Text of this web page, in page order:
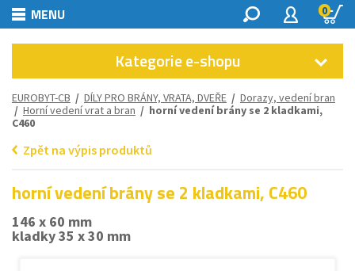
MENU 0
Kategorie e-shopu
EUROBYT-CB / DÍLY PRO BRÁNY, VRATA, DVEŘE / Dorazy, vedení bran
/ Horní vedení vrat a bran / horní vedení brány se 2 kladkami,
C460
Zpět na výpis produktů
horní vedení brány se 2 kladkami, C460
146 x 60 mm
kladky 35 x 30 mm